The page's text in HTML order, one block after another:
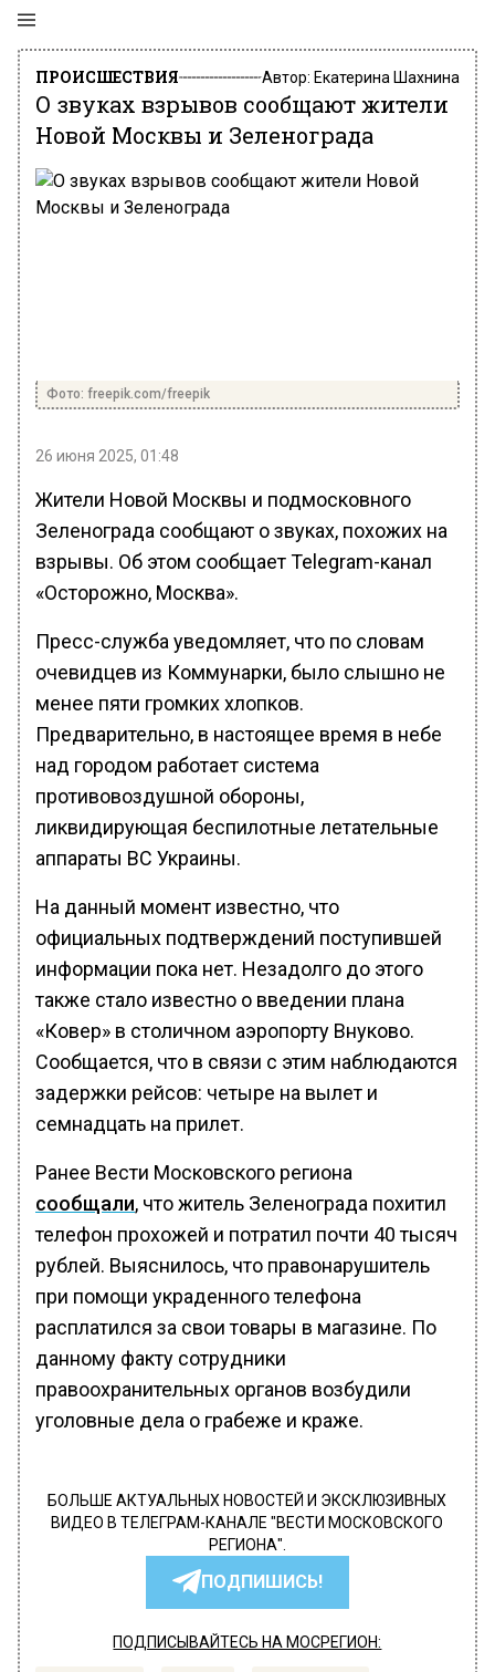
ПРОИСШЕСТВИЯ Автор: Екатерина Шахнина
О звуках взрывов сообщают жители
Новой Москвы и Зеленограда
Фото: freepik.com/freepik
26 июня 2025, 01:48
Жители Новой Москвы и подмосковного
Зеленограда сообщают о звуках, похожих на
взрывы. Об этом сообщает Telegram-канал
«Осторожно, Москва».
Пресс-служба уведомляет, что по словам
очевидцев из Коммунарки, было слышно не
менее пяти громких хлопков.
Предварительно, в настоящее время в небе
над городом работает система
противовоздушной обороны,
ликвидирующая беспилотные летательные
аппараты ВС Украины.
На данный момент известно, что
официальных подтверждений поступившей
информации пока нет. Незадолго до этого
также стало известно о введении плана
«Ковер» в столичном аэропорту Внуково.
Сообщается, что в связи с этим наблюдаются
задержки рейсов: четыре на вылет и
семнадцать на прилет.
Ранее Вести Московского региона
сообщали, что житель Зеленограда похитил
телефон прохожей и потратил почти 40 тысяч
рублей. Выяснилось, что правонарушитель
при помощи украденного телефона
расплатился за свои товары в магазине. По
данному факту сотрудники
правоохранительных органов возбудили
уголовные дела о грабеже и краже.
БОЛЬШЕ АКТУАЛЬНЫХ НОВОСТЕЙ И ЭКСКЛЮЗИВНЫХ
ВИДЕО В ТЕЛЕГРАМ-КАНАЛЕ "ВЕСТИ МОСКОВСКОГО
РЕГИОНА".
ПОДПИШИСЬ!
ПОДПИСЫВАЙТЕСЬ НА МОСРЕГИОН: